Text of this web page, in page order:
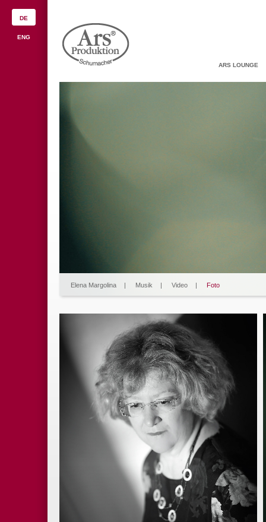
DE
ENG
ARS LOUNGE
Elena Margolina | Musik | Video | Foto